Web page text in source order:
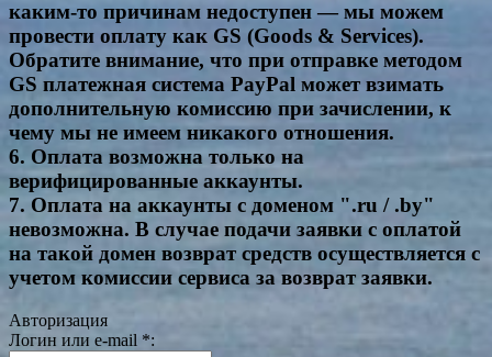
каким-то причинам недоступен — мы можем
провести оплату как GS (Goods & Services).
Обратите внимание, что при отправке методом
GS платежная система PayPal может взимать
дополнительную комиссию при зачислении, к
чему мы не имеем никакого отношения.
6. Оплата возможна только на
верифицированные аккаунты.
7. Оплата на аккаунты с доменом ".ru / .by"
невозможна. В случае подачи заявки с оплатой
на такой домен возврат средств осуществляется с
учетом комиссии сервиса за возврат заявки.
Авторизация
Логин или e-mail *: